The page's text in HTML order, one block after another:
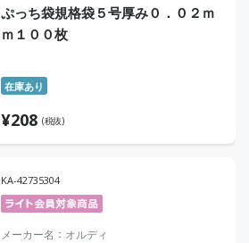
ぷっち袋規格袋５号厚み０．０２ｍ
ｍ１００枚
在庫あり
¥208 (税抜)
KA-42735304
メーカー名 オルディ